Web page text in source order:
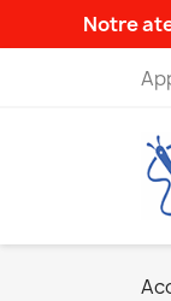
Notre